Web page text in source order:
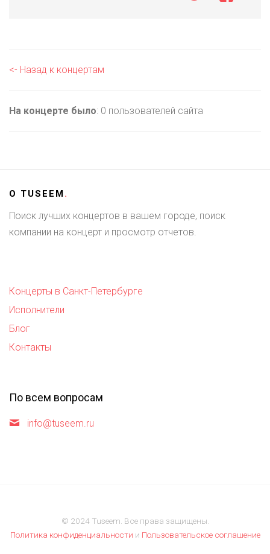
<- Назад к концертам
На концерте было: 0 пользователей сайта
О TUSEEM.
Поиск лучших концертов в вашем городе, поиск
компании на концерт и просмотр отчетов.
Концерты в Санкт-Петербурге
Исполнители
Блог
Контакты
По всем вопросам
info@tuseem.ru
© 2024 Tuseem. Все права защищены.
Политика конфиденциальности и Пользовательское соглашение